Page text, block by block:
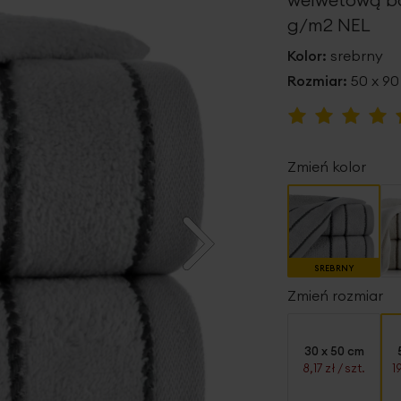
g/m2 NEL
Kolor: srebrny
Rozmiar: 50 x
Ocena:
Zmień kolor
SREBRNY
Zmień rozmiar
30 x 50 cm
8,17 zł / szt.